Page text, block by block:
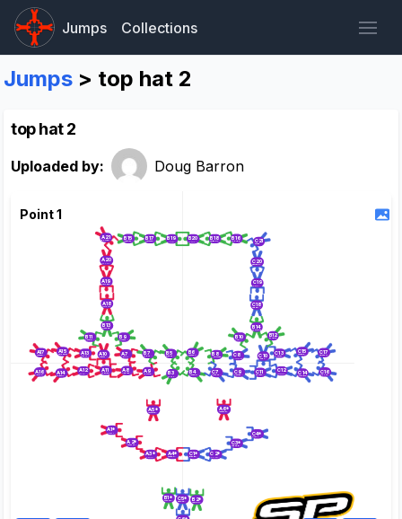
Jumps Collections
Jumps > top hat 2
top hat 2
Uploaded by: Doug Barron
B3
B6 Steven Loufek
B5 Bradley Wallace
B4Rafa Zevallos
A9 Jo McLachlan
B8
Tim Mckee
B7 Kyle Schroeder
C7
A7
C9
A8
C8
A11 C11Gorka Amian
A10Charles Scollard
B14
Adam Elkin
B9 B10
B13Dan Schultz
C10
B11 B12
Ivy Yang
A18Craig Girard
A6*
Jamie Caldwell
C18Andrew Happick
A5*
A19
C3*Angela Bates
A2*Danny Wilson
C19
A20
C4*
A1*
C20
A21
B2*
C21
Webb
B15Julie Kirschenbaum
C5*
Dan Pillasch
B1*
B16Joe Nicholson
B17Marcella Rey
C2*
A3*
B18Felipe Giustina
B19
C1*Brian Babernitch
A4*
Mika Suzuki
B20
A12 C12
A13 C13
A15 C15
A14 C14
A17Michael Crow C17Kelsea Kiene
A16 C16
Point 1